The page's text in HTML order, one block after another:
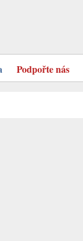
Podpořte nás